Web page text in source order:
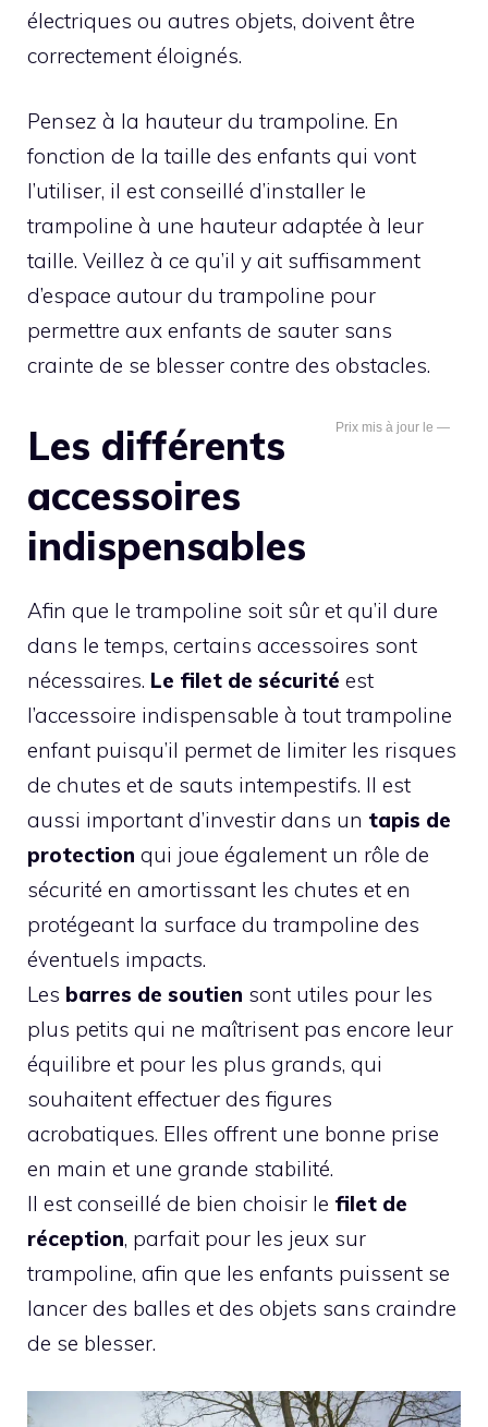
électriques ou autres objets, doivent être
correctement éloignés.
Pensez à la hauteur du trampoline. En
fonction de la taille des enfants qui vont
l’utiliser, il est conseillé d’installer le
trampoline à une hauteur adaptée à leur
taille. Veillez à ce qu’il y ait suffisamment
d’espace autour du trampoline pour
permettre aux enfants de sauter sans
crainte de se blesser contre des obstacles.
—
Les différents
accessoires
indispensables
Afin que le trampoline soit sûr et qu’il dure
dans le temps, certains accessoires sont
nécessaires. Le filet de sécurité est
l’accessoire indispensable à tout trampoline
enfant puisqu’il permet de limiter les risques
de chutes et de sauts intempestifs. Il est
aussi important d’investir dans un tapis de
protection qui joue également un rôle de
sécurité en amortissant les chutes et en
protégeant la surface du trampoline des
éventuels impacts.
Les barres de soutien sont utiles pour les
plus petits qui ne maîtrisent pas encore leur
équilibre et pour les plus grands, qui
souhaitent effectuer des figures
acrobatiques. Elles offrent une bonne prise
en main et une grande stabilité.
Il est conseillé de bien choisir le filet de
réception, parfait pour les jeux sur
trampoline, afin que les enfants puissent se
lancer des balles et des objets sans craindre
de se blesser.